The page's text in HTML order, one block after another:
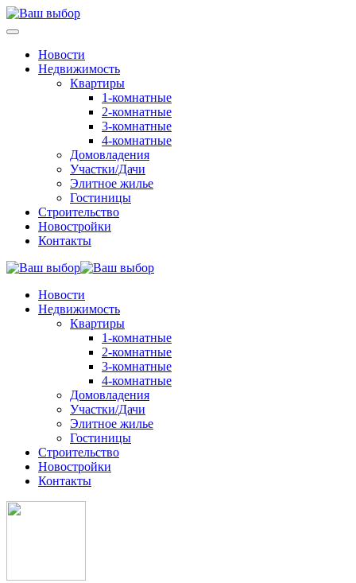
Новости
Недвижимость
Квартиры
1-комнатные
2-комнатные
3-комнатные
4-комнатные
Домовладения
Участки/Дачи
Элитное жилье
Гостиницы
Строительство
Новостройки
Контакты
Новости
Недвижимость
Квартиры
1-комнатные
2-комнатные
3-комнатные
4-комнатные
Домовладения
Участки/Дачи
Элитное жилье
Гостиницы
Строительство
Новостройки
Контакты